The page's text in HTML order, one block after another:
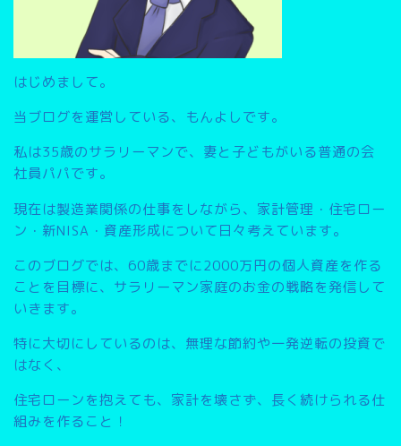
はじめまして。
当ブログを運営している、もんよしです。
私は35歳のサラリーマンで、妻と子どもがいる普通の会
社員パパです。
現在は製造業関係の仕事をしながら、家計管理・住宅ロー
ン・新NISA・資産形成について日々考えています。
このブログでは、 60歳までに2000万円の個人資産を作る
こと を目標に、サラリーマン家庭のお金の戦略を発信して
いきます。
特に大切にしているのは、無理な節約や一発逆転の投資で
はなく、
住宅ローンを抱えても、家計を壊さず、長く続けられる仕
組みを作ること ！